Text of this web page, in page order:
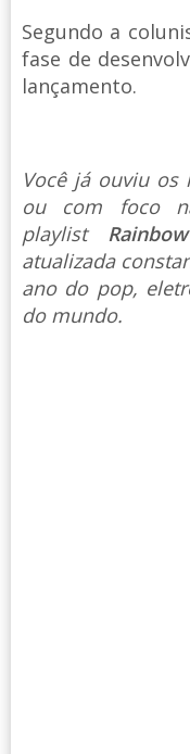
Segundo a
fase de
lançamento.
Você já ouviu os
ou com foco
playlist
atualizada
ano do pop,
do mundo.